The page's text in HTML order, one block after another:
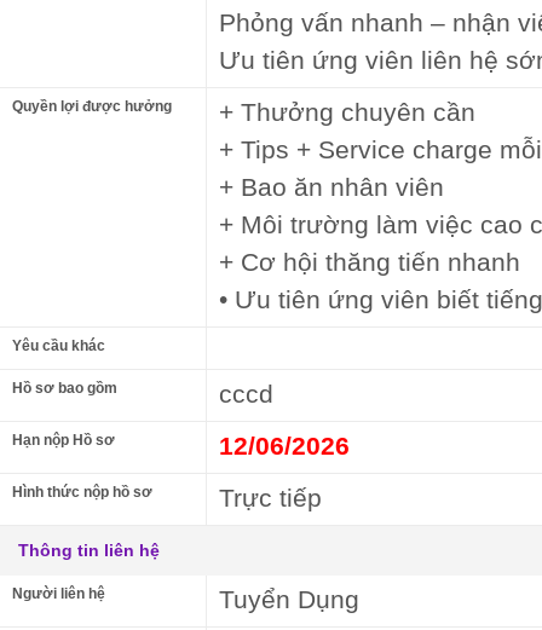
Phỏng vấn nhanh – nhận
Ưu tiên ứng viên liên hệ
Quyền lợi được hưởng
+ Thưởng chuyên cần
+ Tips + Service charge
+ Bao ăn nhân viên
+ Môi trường làm việc cao
+ Cơ hội thăng tiến nhanh
• Ưu tiên ứng viên biết
Yêu cầu khác
Hồ sơ bao gồm cccd
Hạn nộp Hồ sơ 12/06/2026
Hình thức nộp hồ sơ Trực tiếp
Thông tin liên hệ
Người liên hệ Tuyển Dụng